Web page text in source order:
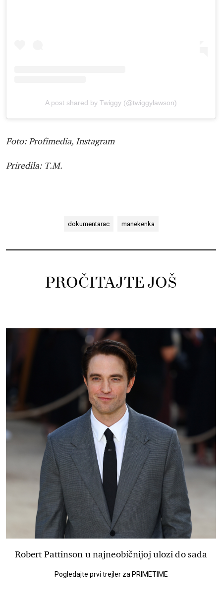
A post shared by Twiggy (@twiggylawson)
Foto: Profimedia, Instagram
Priredila: T.M.
dokumentarac manekenka
PROČITAJTE JOŠ
Robert Pattinson u najneobičnijoj ulozi do sada
Pogledajte prvi trejler za PRIMETIME